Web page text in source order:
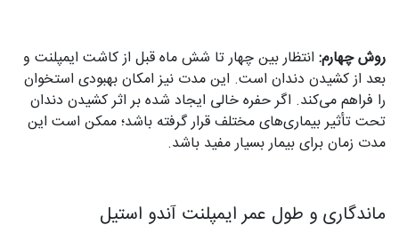
روش چهارم: انتظار بین چهار تا شش ماه قبل از کاشت ایمپلنت و
بعد از کشیدن دندان است. این مدت نیز امکان بهبودی استخوان
را فراهم می‌کند. اگر حفره خالی ایجاد شده بر اثر کشیدن دندان
تحت تأثیر بیماری‌های مختلف قرار گرفته باشد؛ ممکن است این
مدت زمان برای بیمار بسیار مفید باشد.
ماندگاری و طول عمر ایمپلنت آندو استیل